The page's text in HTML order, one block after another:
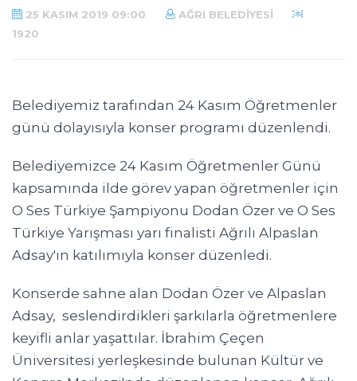
25 KASIM 2019 09:00
AĞRI BELEDIYESI
1920
Belediyemiz tarafından 24 Kasım Öğretmenler
günü dolayısıyla konser programı düzenlendi.
Belediyemizce 24 Kasım Öğretmenler Günü
kapsamında ilde görev yapan öğretmenler için
O Ses Türkiye Şampiyonu Dodan Özer ve O Ses
Türkiye Yarışması yarı finalisti Ağrılı Alpaslan
Adsay'ın katılımıyla konser düzenledi.
Konserde sahne alan Dodan Özer ve Alpaslan
Adsay, seslendirdikleri şarkılarla öğretmenlere
keyifli anlar yaşattılar. İbrahim Çeçen
Üniversitesi yerleşkesinde bulunan Kültür ve